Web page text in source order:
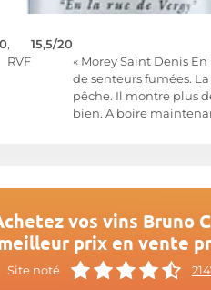
,
RVF
15,5/20
« Morey Saint Denis
de senteurs fumées.
pêche. Il montre plus
bien. A boire
vos vins Bruno
prix en vente
Site noté